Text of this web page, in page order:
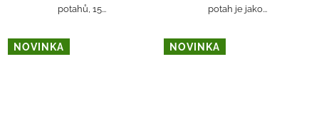
potahů, 15...
potah je jako...
NOVINKA NOVINKA